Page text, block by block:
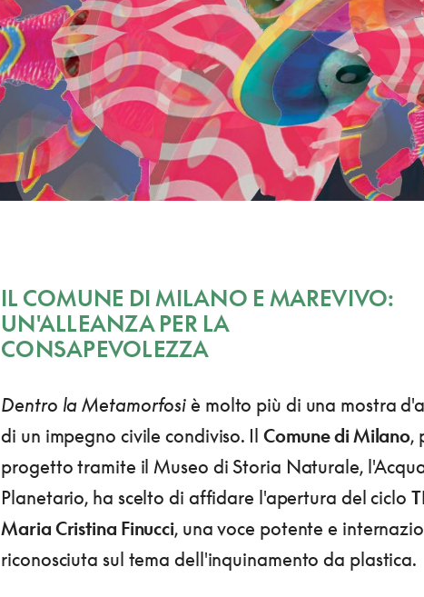
IL COMUNE DI MILANO E MAREVIVO:
UN'ALLEANZA PER LA
CONSAPEVOLEZZA
Dentro la Metamorfosi è molto più di una mostra
di un impegno civile condiviso. Il Comune di Milano,
progetto tramite il Museo di Storia Naturale,
Planetario, ha scelto di affidare l'apertura del ciclo
Maria Cristina Finucci, una voce potente e
riconosciuta sul tema dell'inquinamento da plastica.